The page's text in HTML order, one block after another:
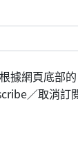
據網頁底部
／取消訂